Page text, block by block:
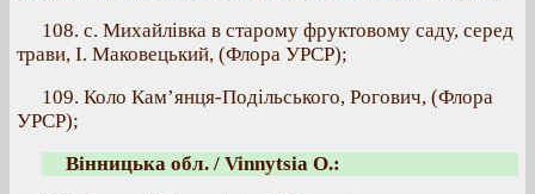
108. с. Михайлівка в старому фруктовому саду, серед
трави, І. Маковецький, (Флора УРСР);
109. Коло Кам’янця-Подільського, Рогович, (Флора
УРСР);
Вінницька обл. / Vinnytsia O.: